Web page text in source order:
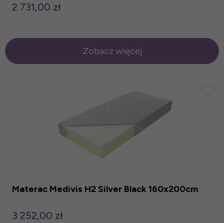
2 731,00 zł
Zobacz więcej
Materac Medivis H2 Silver Black 160x200cm
3 252,00 zł